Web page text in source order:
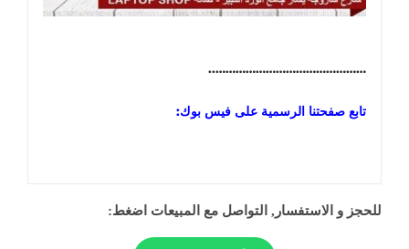
………………………………………..
تابع صفحتنا الرسمية على فيس بوك:
للحجز و الاستفسار, التواصل مع المبيعات اضغط: